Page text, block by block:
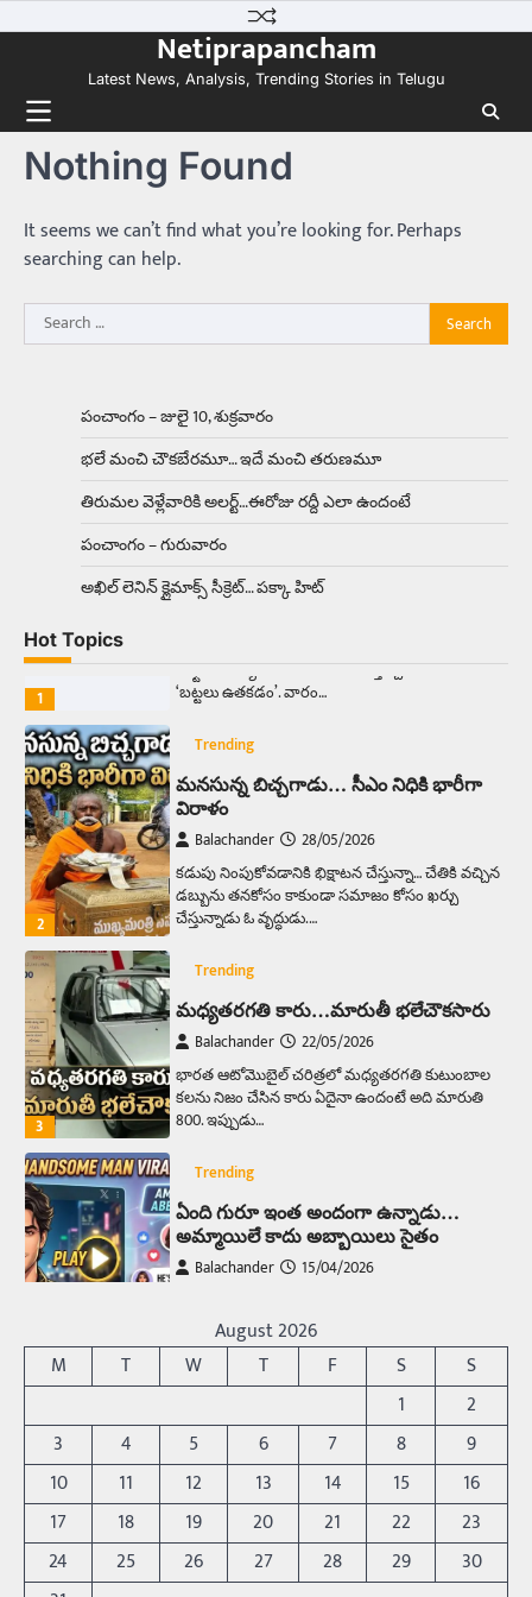
to
Netiprapancham
Latest News, Analysis, Trending Stories in Telugu
Nothing Found
It seems we can’t find what you’re looking for. Perhaps
searching can help.
Search
for:
పంచాంగం – జులై 10, శుక్రవారం
భలే మంచి చౌకబేరమూ… ఇదే మంచి తరుణమూ
తిరుమల వెళ్లేవారికి అలర్ట్‌…ఈరోజు రద్దీ ఎలా ఉందంటే
పంచాంగం – గురువారం
అఖిల్‌ లెనిన్ క్లైమాక్స్‌ సీక్రెట్‌… పక్కా హిట్‌
Hot Topics
కలను నిజం చేసిన కారు ఏదైనా ఉందంటే అది మారుతి
800. ఇప్పుడు…
4
Trending
ఏంది గురూ ఇంత అందంగా ఉన్నాడు…
అమ్మాయిలే కాదు అబ్బాయిలు సైతం
Balachander
అందమైన అమ్మాయిని పుత్తడి బొమ్మఅని లేదా బాపూ
బోమ్మ అని పిలుస్తాం. స్పెయిన్‌ అమ్మాయిలు చాలా
అందంగా ఉంటారనే నానుడి…
Balachander
ఉత్తర ప్రదేశ్‌లోని ఝాన్సీ జిల్లాలో ఒక వింతైన రోడ్డు
ప్రమాదం చోటుచేసుకుంది. ఝాన్సీ–కాన్పూర్ జాతీయ
రహదారిపై వేల సంఖ్యలో బీరు…
1
Trending
అక్కడ ఆదివారం బట్టలు ఉతికితే…జైలుకే
సాఫ్ట్‌వేర్ ఉద్యోగి వరకు అందరికీ గుర్తొచ్చే మొదటి పని
‘బట్టలు ఉతకడం’. వారం…
2
Trending
మనసున్న బిచ్చగాడు… సీఎం నిధికి భారీగా
విరాళం
Balachander 28/05/2026
కడుపు నింపుకోవడానికి భిక్షాటన చేస్తున్నా… చేతికి వచ్చిన
డబ్బును తనకోసం కాకుండా సమాజం కోసం ఖర్చు
చేస్తున్నాడు ఓ వృద్ధుడు.…
3
Trending
మధ్యతరగతి కారు…మారుతీ భలేచౌకసారు
Balachander 22/05/2026
భారత ఆటోమొబైల్ చరిత్రలో మధ్యతరగతి కుటుంబాల
కలను నిజం చేసిన కారు ఏదైనా ఉందంటే అది మారుతి
800. ఇప్పుడు…
4
Trending
ఏంది గురూ ఇంత అందంగా ఉన్నాడు…
అమ్మాయిలే కాదు అబ్బాయిలు సైతం
Balachander 15/04/2026
బోమ్మ అని పిలుస్తాం. స్పెయిన్‌ అమ్మాయిలు చాలా
అందంగా ఉంటారనే నానుడి…
5
రోడ్డుపై ఏరులై పారిన బీర్లు… ఘాటుతో
మండుతున్న నోర్లు
Balachander 15/04/2026
ఉత్తర ప్రదేశ్‌లోని ఝాన్సీ జిల్లాలో ఒక వింతైన రోడ్డు
ప్రమాదం చోటుచేసుకుంది. ఝాన్సీ–కాన్పూర్ జాతీయ
రహదారిపై వేల సంఖ్యలో బీరు…
August 2026
M
T W T F S
S
1
2
3
4 5 6 7 8
9
10
11 12 13 14 15
16
17
18 19 20 21 22
23
24
25 26 27 28 29
30